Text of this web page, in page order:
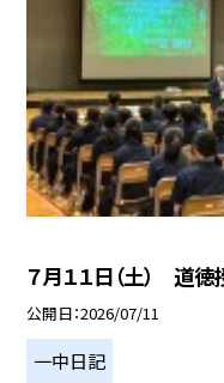
７月１１日（土） 道
公開日 2026/07/11
一中日記